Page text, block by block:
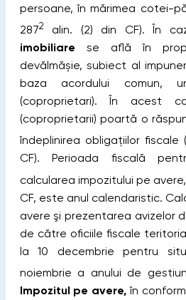
persoane, în mărimea cotei-
2872alin. (2) din CF). În
imobiliare se află în
devălmășie, subiect al
baza acordului comun,
(coproprietari). În acest
(coproprietarii) poartă o
îndeplinirea obligațiilor fiscale
CF). Perioada fiscală
calcularea impozitului pe
CF, este anul calendaristic.
avere şi prezentarea avizelor
de către oficiile fiscale
la 10 decembrie pentru
noiembrie a anului de
Impozitul pe avere, în